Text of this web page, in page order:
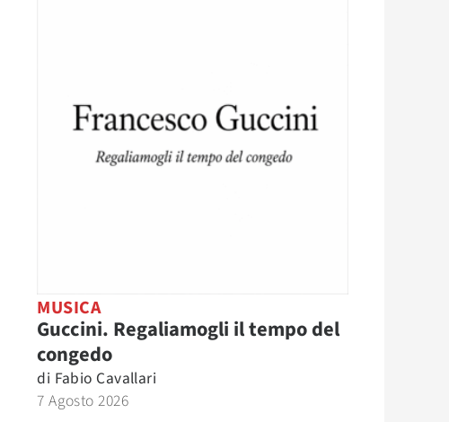
MUSICA
Guccini. Regaliamogli il tempo del
congedo
di Fabio Cavallari
7 Agosto 2026